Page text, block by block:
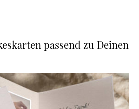
passend zu Deinen